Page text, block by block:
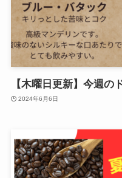
【木曜日更新】今週の
2024年6月6日